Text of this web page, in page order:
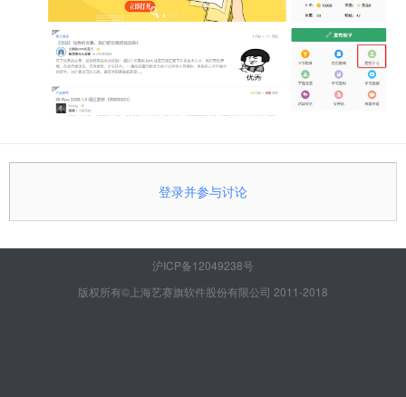
登录并参与讨论
沪ICP备12049238号
版权所有©上海艺赛旗软件股份有限公司 2011-2018